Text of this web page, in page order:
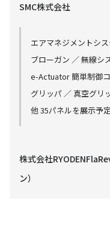
SMC株式会社
エアマネジメントシ
ブローガン ／ 無線シ
e-Actuator 簡単制御
グリッパ ／ 真空グリ
他 35パネルを展示予定
株式会社
ン）